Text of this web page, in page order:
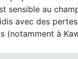
sensible au
avec des
(notamment à